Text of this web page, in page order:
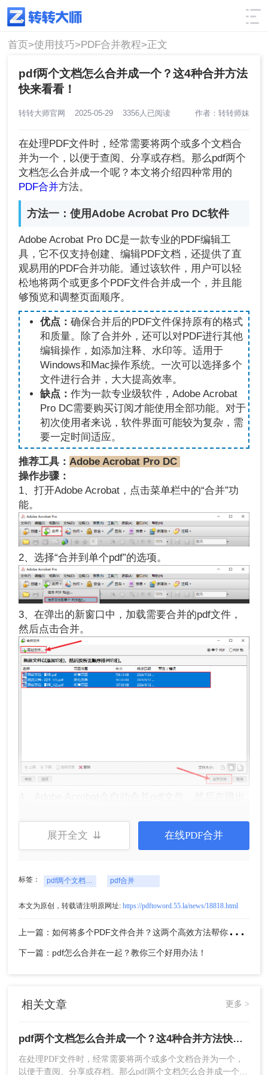
使用技巧 筛选
首页>使用技巧>PDF合并教程>正文
pdf两个文档怎么合并成一个？这4种合并方法
快来看看！
转转大师官网 2025-05-29 3356人已阅读 作者：转转师妹
在处理PDF文件时，经常需要将两个或多个文档合
并为一个，以便于查阅、分享或存档。那么pdf两个
文档怎么合并成一个呢？本文将介绍四种常用的
PDF合并方法。
方法一：使用Adobe Acrobat Pro DC软件
Adobe Acrobat Pro DC是一款专业的PDF编辑工
具，它不仅支持创建、编辑PDF文档，还提供了直
观易用的PDF合并功能。通过该软件，用户可以轻
松地将两个或更多个PDF文件合并成一个，并且能
够预览和调整页面顺序。
优点： 确保合并后的PDF文件保持原有的格式
和质量。除了合并外，还可以对PDF进行其他
编辑操作，如添加注释、水印等。适用于
Windows和Mac操作系统。一次可以选择多个
文件进行合并，大大提高效率。
缺点： 作为一款专业级软件，Adobe Acrobat
Pro DC需要购买订阅才能使用全部功能。对于
初次使用者来说，软件界面可能较为复杂，需
要一定时间适应。
推荐工具：Adobe Acrobat Pro DC
操作步骤：
1、打开Adobe Acrobat，点击菜单栏中的“合并”功
能。
2、选择“合并到单个pdf”的选项。
3、在弹出的新窗口中，加载需要合并的pdf文件，
然后点击合并。
存”即可。
5、合并完成后，打开输出位置查看合并后的PDF文
权限，否则可能会导致合并失败。合并前最好备份
失。注意检查合并后的PDF文件是否正确无误，特
别是页面顺序和内容完整性。
展开全文 ⇊ 在线PDF合并
标签： pdf两个文档怎么合并成一个 pdf合并
本文为原创，转载请注明原网址: https://pdftoword.55.la/news/18818.html
上
一篇：如何将多个PDF文件合并？这两个高效方法帮你解决！
下一篇：pdf怎么合并在一起？教你三个好用办法！
相关文章 更多 >
pdf两个文档怎么合并成一个？这4种合并方法快来看看！
在处理PDF文件时，经常需要将两个或多个文档合并为一个，
以便于查阅、分享或存档。那么pdf两个文档怎么合并成一个